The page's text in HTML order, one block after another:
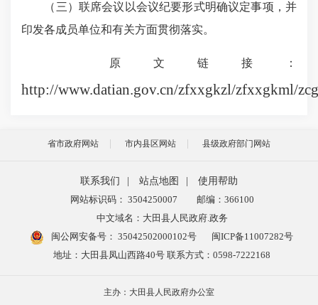
（三）联席会议以会议纪要形式明确议定事项，并
印发各成员单位和有关方面贯彻落实。
原文链接：
http://www.datian.gov.cn/zfxxgkzl/zfxxgkml/
省市政府网站 市内县区网站 县级政府部门网站
联系我们 站点地图
使用帮助
网站标识码： 3504250007
邮编：366100
中文域名：大田县人民政府.政务
闽公网安备号： 35042502000102号
闽ICP备11007282号
地址：大田县凤山西路40号 联系方式：0598-7222168
主办：大田县人民政府办公室